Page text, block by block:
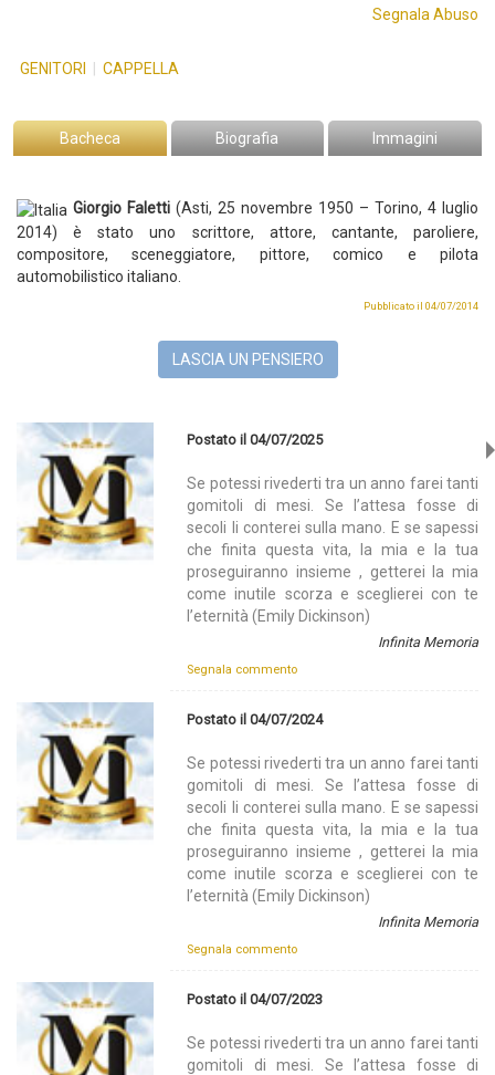
Segnala Abuso
GENITORI CAPPELLA
Bacheca Biografia Immagini
Giorgio Faletti (Asti, 25 novembre 1950 – Torino, 4 luglio
2014) è stato uno scrittore, attore, cantante, paroliere,
compositore, sceneggiatore, pittore, comico e pilota
automobilistico italiano.
Pubblicato il 04/07/2014
LASCIA UN PENSIERO
Postato il 04/07/2025
Se potessi rivederti tra un anno farei tanti
gomitoli di mesi. Se l’attesa fosse di
secoli li conterei sulla mano. E se sapessi
che finita questa vita, la mia e la tua
proseguiranno insieme , getterei la mia
come inutile scorza e sceglierei con te
l’eternità (Emily Dickinson)
Infinita Memoria
Segnala commento
Postato il 04/07/2024
Se potessi rivederti tra un anno farei tanti
gomitoli di mesi. Se l’attesa fosse di
secoli li conterei sulla mano. E se sapessi
che finita questa vita, la mia e la tua
proseguiranno insieme , getterei la mia
come inutile scorza e sceglierei con te
l’eternità (Emily Dickinson)
Infinita Memoria
Segnala commento
Postato il 04/07/2023
Se potessi rivederti tra un anno farei tanti
gomitoli di mesi. Se l’attesa fosse di